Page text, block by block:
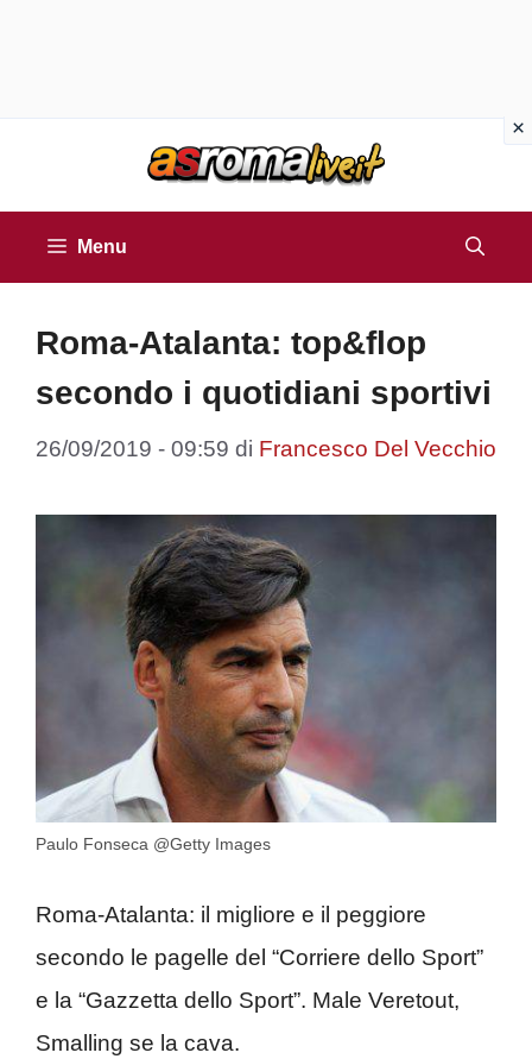
Menu
Roma-Atalanta: top&flop
secondo i quotidiani sportivi
26/09/2019 - 09:59 di Francesco Del Vecchio
Paulo Fonseca @Getty Images
Roma-Atalanta: il migliore e il peggiore
secondo le pagelle del “Corriere dello Sport”
e la “Gazzetta dello Sport”. Male Veretout,
Smalling se la cava.